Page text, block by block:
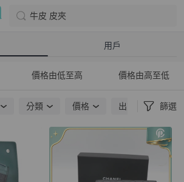
牛皮 皮夾
用戶
價格由低至高 價格由高至低
分類 價格 出貨地點 篩選